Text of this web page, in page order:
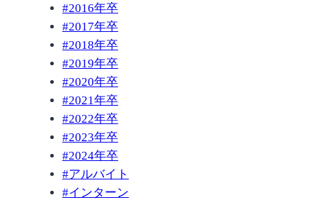
#2016年卒
#2017年卒
#2018年卒
#2019年卒
#2020年卒
#2021年卒
#2022年卒
#2023年卒
#2024年卒
#アルバイト
#インターン